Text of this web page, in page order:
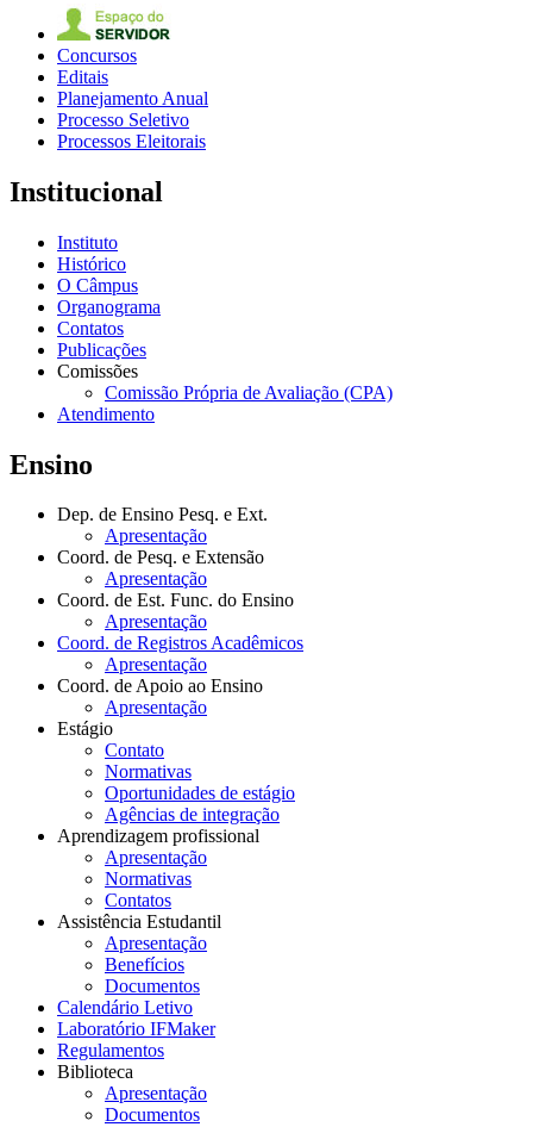
Concursos
Editais
Planejamento Anual
Processo Seletivo
Processos Eleitorais
Institucional
Instituto
Histórico
O Câmpus
Organograma
Contatos
Publicações
Comissões
Comissão Própria de Avaliação (CPA)
Atendimento
Ensino
Dep. de Ensino Pesq. e Ext.
Apresentação
Coord. de Pesq. e Extensão
Apresentação
Coord. de Est. Func. do Ensino
Apresentação
Coord. de Registros Acadêmicos
Apresentação
Coord. de Apoio ao Ensino
Apresentação
Estágio
Contato
Normativas
Oportunidades de estágio
Agências de integração
Aprendizagem profissional
Apresentação
Normativas
Contatos
Assistência Estudantil
Apresentação
Benefícios
Documentos
Calendário Letivo
Laboratório IFMaker
Regulamentos
Biblioteca
Apresentação
Documentos